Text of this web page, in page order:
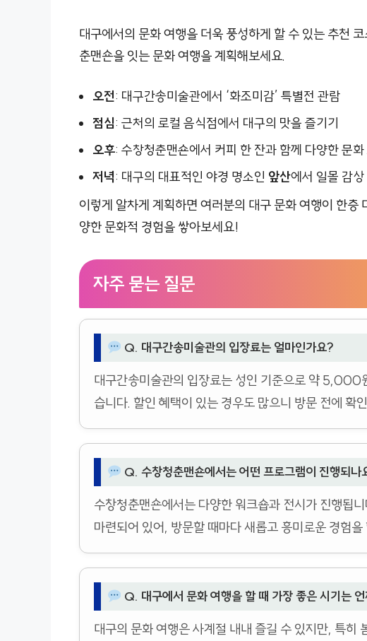
대구에서의 문화 여행을 더욱 풍성하게 할 수 있는 추천
춘맨숀을 잇는 문화 여행을 계획해보세요.
오전: 대구간송미술관에서 ‘화조미감’ 특별전 관람
점심: 근처의 로컬 음식점에서 대구의 맛을 즐기기
오후: 수창청춘맨숀에서 커피 한 잔과 함께 다양한 문화
저녁: 대구의 대표적인 야경 명소인 앞산에서 일몰 감상
이렇게 알차게 계획하면 여러분의 대구 문화 여행이 한
양한 문화적 경험을 쌓아보세요!
자주 묻는 질문
Q. 대구간송미술관의 입장료는 얼마인가요?
대구간송미술관의 입장료는 성인 기준으로 약 5,000
습니다. 할인 혜택이 있는 경우도 많으니 방문 전에 확
Q. 수창청춘맨숀에서는 어떤 프로그램이 진행되나
수창청춘맨숀에서는 다양한 워크숍과 전시가 진행됩
마련되어 있어, 방문할 때마다 새롭고 흥미로운 경험을
Q. 대구에서 문화 여행을 할 때 가장 좋은 시기는
대구의 문화 여행은 사계절 내내 즐길 수 있지만, 특히